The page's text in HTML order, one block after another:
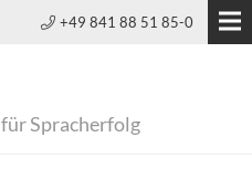
+49 841 88 51 85-0
Spracherfolg